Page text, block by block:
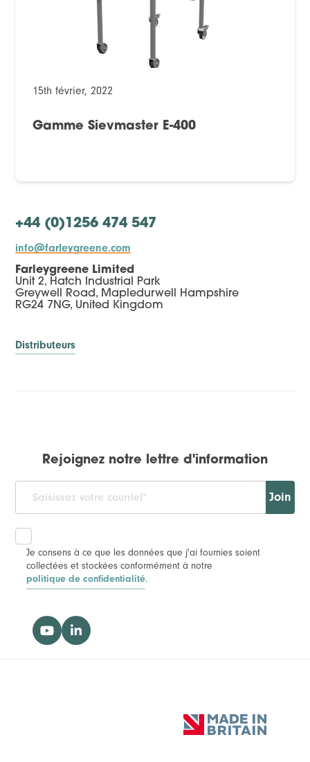
15th février, 2022
Gamme Sievmaster E-400
+44 (0)1256 474 547
info@farleygreene.com
Farleygreene Limited
Unit 2, Hatch Industrial Park
Greywell Road, Mapledurwell Hampshire
RG24 7NG, United Kingdom
Distributeurs
Rejoignez notre lettre d'information
Join
Je consens à ce que les données que j'ai fournies soient
collectées et stockées conformément à notre
politique de confidentialité.